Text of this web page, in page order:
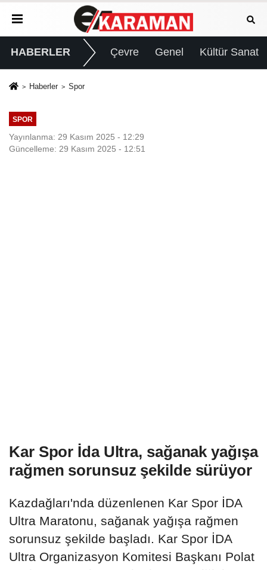
HABERLER Çevre Genel Kültür Sanat
Haberler Spor
SPOR
Yayınlanma: 29 Kasım 2025 - 12:29
Güncelleme: 29 Kasım 2025 - 12:51
Kar Spor İda Ultra, sağanak yağışa
rağmen sorunsuz şekilde sürüyor
Kazdağları'nda düzenlenen Kar Spor İDA
Ultra Maratonu, sağanak yağışa rağmen
sorunsuz şekilde başladı. Kar Spor İDA
Ultra Organizasyon Komitesi Başkanı Polat